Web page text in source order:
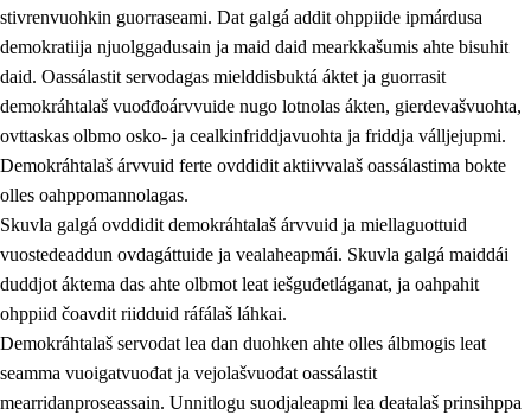
1. Oahpahusa árvovuođđu
1.1 Olmmošárvu
1.2 Identitehta ja kultuvrralaš girjáivuohta
1.3 Kritihkalaš jurddašeapmi ja ehtalaš diđolašvuohta
1.4 Hutkanillu, beroštupmi ja suokkardanhuovva
1.5 Luondduákten ja birasdiđolašvuohta
1.6 Demokratiija ja mielváikkuheapmi
stivrenvuohkin guorraseami. Dat galgá addit ohppiide ipmárdusa
demokratiija njuolggadusain ja maid daid mearkkašumis ahte bisuhit
daid. Oassálastit servodagas mielddisbuktá áktet ja guorrasit
demokráhtalaš vuođđoárvvuide nugo lotnolas ákten, gierdevašvuohta,
ovttaskas olbmo osko- ja cealkinfriddjavuohta ja friddja válljejupmi.
Demokráhtalaš árvvuid ferte ovddidit aktiivvalaš oassálastima bokte
olles oahppomannolagas.
Skuvla galgá ovddidit demokráhtalaš árvvuid ja miellaguottuid
vuostedeaddun ovdagáttuide ja vealaheapmái. Skuvla galgá maiddái
duddjot áktema das ahte olbmot leat iešguđetláganat, ja oahpahit
ohppiid čoavdit riidduid ráfálaš láhkai.
Demokráhtalaš servodat lea dan duohken ahte olles álbmogis leat
seamma vuoigatvuođat ja vejolašvuođat oassálastit
mearridanproseassain. Unnitlogu suodjaleapmi lea deaŧalaš prinsihppa